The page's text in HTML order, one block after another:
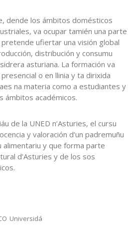
dende los ámbitos domésticos
va ocupar tamién una parte
ufiertar una visión global
distribución y consumu
asturiana. La formación va
o en llinia y ta dirixida
na materia como a estudiantes y
ámbitos académicos.
de la UNED n’Asturies, el cursu
y valoración d’un padremuñu
alimentariu y que forma parte
d’Asturies y de los sos
Universidá